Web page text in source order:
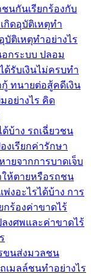
นกันเรียกร้องกับ
กิดอุบัติเหตุทำ
บัติเหตุทำอย่างไร
กระบบ ปลอม
รับเงินไม่ครบทำ
ทนายต่อสู้คดีเงิน
อย่างไร คิด
ด้บ้าง รถเฉี่ยวชน
งเรียกค่ารักษา
ายจากการบาดเจ็บ
ห้ตายหรือรถชน
งอะไรได้บ้าง การ
กร้องค่าขาดไร้
ลงศพและค่าขาดไร้
ขนส่งมวลชน
เมลล์ชนทำอย่างไร